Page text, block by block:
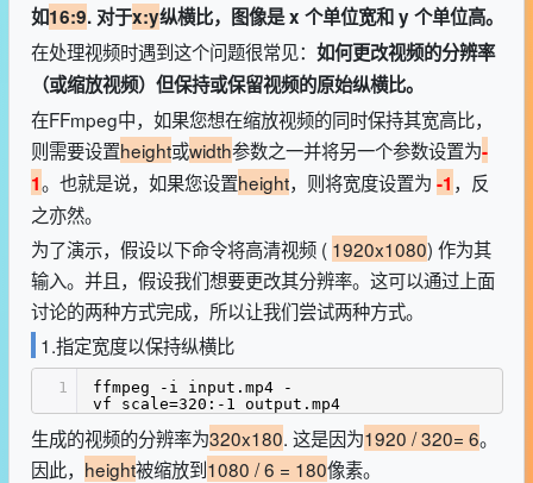
如16:9. 对于x:y纵横比，图像是 x 个单位宽和 y 个单位高。
在处理视频时遇到这个问题很常见： 如何更改视频的分辨率
（或缩放视频）但保持或保留视频的原始纵横比。
在FFmpeg中，如果您想在缩放视频的同时保持其宽高比，
则需要设置height或width参数之一并将另一个参数设置为-
1。也就是说，如果您设置height，则将宽度设置为 -1 ，反
之亦然。
为了演示，假设以下命令将高清视频 ( 1920x1080) 作为其
输入。并且，假设我们想要更改其分辨率。这可以通过上面
讨论的两种方式完成，所以让我们尝试两种方式。
1.指定宽度以保持纵横比
1
ffmpeg -i input.mp4 -
vf scale=320:-1 output.mp4
生成的视频的分辨率为320x180. 这是因为1920 / 320= 6。
因此， height被缩放到1080 / 6 = 180像素。